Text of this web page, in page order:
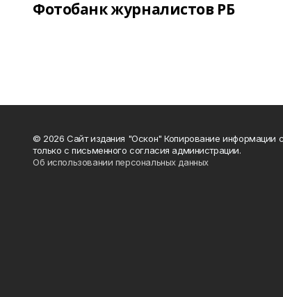
Фотобанк журналистов РБ
© 2026 Сайт издания "Оскон" Копирование информации
только с письменного согласия администрации.
Об использовании персональных данных